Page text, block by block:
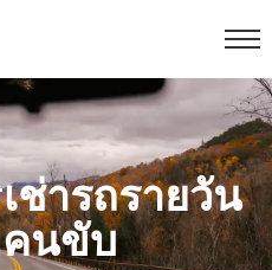
ช่ารถรายวัน
นขับ